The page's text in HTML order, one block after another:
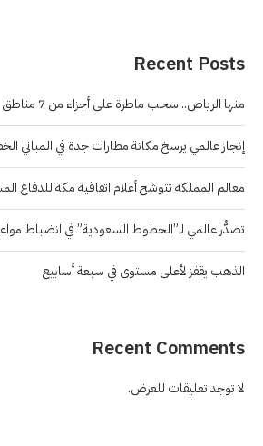
Recent Posts
منها الرياض.. سحب ماطرة على أجزاء من 7 مناطق
إنجاز عالمي يرسخ مكانة مطارات جدة في المباني
معالم المملكة تتوشح أعلام اتفاقية مكة للدفاع
تصدُّر عالمي لـ”الخطوط السعودية” في انضباط
الذهب يقفز لأعلى مستوى في سبعة أسابيع
Recent Comments
لا توجد تعليقات للعرض.